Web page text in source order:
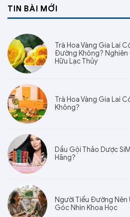
TIN BÀI MỚI
Trà Hoa Vàng Gia Lai
Đường Không? Nghiên
Hữu Lạc Thủy
Trà Hoa Vàng Gia Lai
Không?
Dầu Gội Thảo Dược
Hãng?
Người Tiểu Đường Nên
Góc Nhìn Khoa Học